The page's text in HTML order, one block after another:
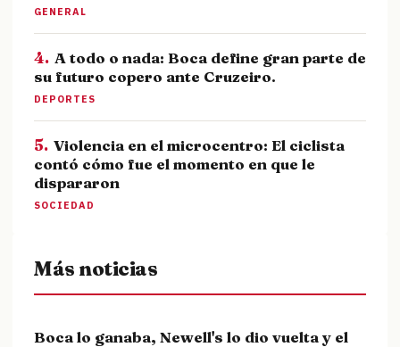
GENERAL
4. A todo o nada: Boca define gran parte de
su futuro copero ante Cruzeiro.
DEPORTES
5. Violencia en el microcentro: El ciclista
contó cómo fue el momento en que le
dispararon
SOCIEDAD
Más noticias
Boca lo ganaba, Newell's lo dio vuelta y el